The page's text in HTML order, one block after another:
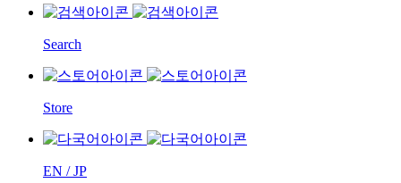
Search
Store
EN / JP